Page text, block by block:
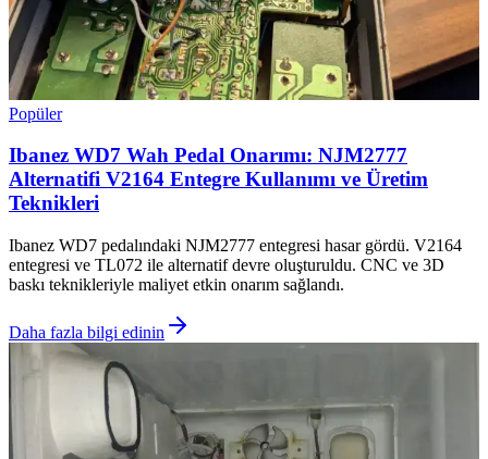
Popüler
Ibanez WD7 Wah Pedal Onarımı: NJM2777
Alternatifi V2164 Entegre Kullanımı ve Üretim
Teknikleri
Ibanez WD7 pedalındaki NJM2777 entegresi hasar gördü. V2164
entegresi ve TL072 ile alternatif devre oluşturuldu. CNC ve 3D
baskı teknikleriyle maliyet etkin onarım sağlandı.
Daha fazla bilgi edinin